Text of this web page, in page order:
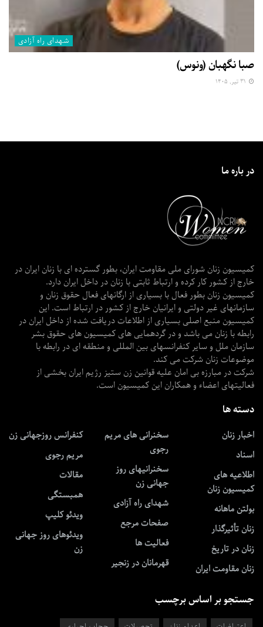
شهدای راه آزادی
صبا نگهبان (ونوس)
در باره ما
کمیسیون زنان شورای ملی مقاومت ایران، بطور گسترده ای با زنان ایران در
خارج از کشور کار کرده و ارتباط ثابتی با زنان در داخل ایران دارد.
کمیسیون زنان بطور فعال با بسیاری از ارگانهای فعال حقوق زنان و
سازمانهای غیر دولتی و ایرانیان خارج از کشور در ارتباط است. این
کمیسیون منبع اصلی بسیاری از اطلاعات دریافت شده از داخل ایران در
رابطه با زنان می باشد و در گردهمایی های کمیسیون های حقوق بشر
سازمان ملل و سایر کنفرانسهای بین المللی و منطقه ای در رابطه با
موضوعات زنان شرکت می کند.
شرکت در مبارزه بی امان علیه قوانین زن ستیز رژیم ایران بخشی از
فعالیتهای اعضاء و همکاران این کمیسیون است.
دسته ها
اخبار زنان
اسناد
اطلاعیه های
کمیسیون زنان
بولتن ماهانه
زنان تأثیرگذار
زنان در تاریخ
زنان مقاومت ایران
سخنرانی های مریم
رجوی
سخنرانیهای روز
جهانی زن
شهدای راه آزادی
صفحات مرجع
فعالیت ها
قهرمانان در زنجیر
کنفرانس روزجهانی زن
مریم رجوی
مقالات
همبستگی
ویدئو کلیپ
ویدئوهای روز جهانی
زن
جستجو بر اساس برچسب